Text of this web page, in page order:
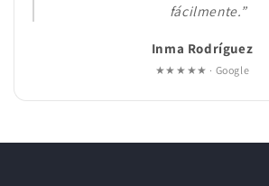
fácilmente.
Inma Rodríguez
★★★★★ · Google